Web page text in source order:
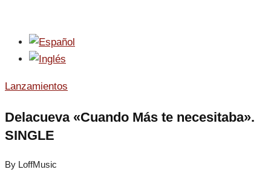
Lanzamientos
Delacueva «Cuando Más te necesitaba».
SINGLE
By LoffMusic